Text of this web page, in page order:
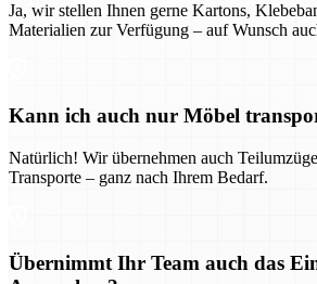
Ja, wir stellen Ihnen gerne Kartons,
Materialien zur Verfügung – auf Wunsch
Kann ich auch nur Möbel
Natürlich! Wir übernehmen auch
Transporte – ganz nach Ihrem Bedarf.
Übernimmt Ihr Team auch das